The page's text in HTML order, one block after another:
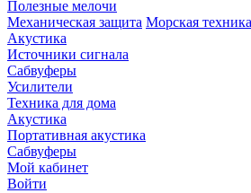
Полезные мелочи
Механическая защита Морская техника
Акустика
Источники сигнала
Сабвуферы
Усилители
Техника для дома
Акустика
Портативная акустика
Сабвуферы
Мой кабинет
Войти